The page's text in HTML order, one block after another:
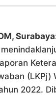
(LKPj)
2022.